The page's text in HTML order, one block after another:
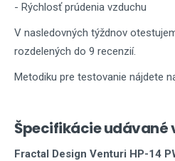
- Rýchlosť prúdenia vzduchu
V nasledovných týždnov
rozdelených do 9 recenzií.
Metodiku pre testovanie nájdete
Špecifikácie udávané
Fractal Design Venturi HP-14